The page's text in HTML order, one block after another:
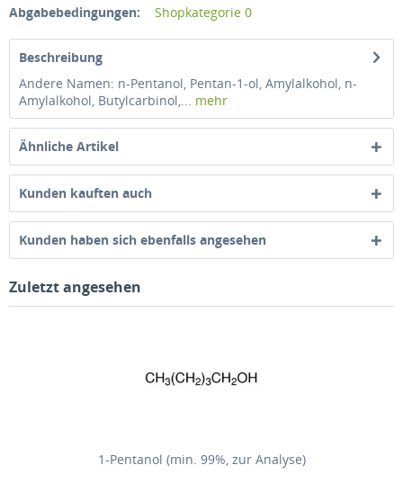
Abgabebedingungen:
Shopkategorie 0
Beschreibung
Andere Namen: n-Pentanol, Pentan-1-ol, Amylalkohol, n-
Amylalkohol, Butylcarbinol,... mehr
Ähnliche Artikel
Kunden kauften auch
Kunden haben sich ebenfalls angesehen
Zuletzt angesehen
1-Pentanol (min. 99%, zur Analyse)